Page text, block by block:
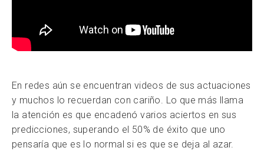
En redes aún se encuentran videos de sus actuaciones
y muchos lo recuerdan con cariño. Lo que más llama
la atención es que encadenó varios aciertos en sus
predicciones, superando el 50% de éxito que uno
pensaría que es lo normal si es que se deja al azar.